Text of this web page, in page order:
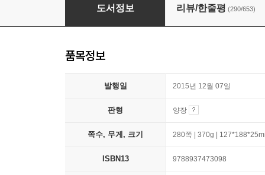
보건교사 안은영
도서정보 리뷰/한줄평 (290/653)
품목정보
발행일 2015년 12월 07일
판형 양장
쪽수, 무게, 크기 280쪽 | 370g |
ISBN13 9788937473098